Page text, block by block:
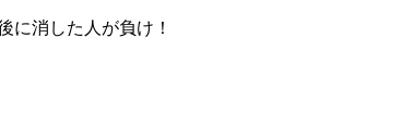
に消した人が負け！